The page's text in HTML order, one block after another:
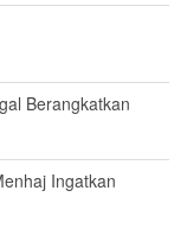
Berangkatkan
Ingatkan